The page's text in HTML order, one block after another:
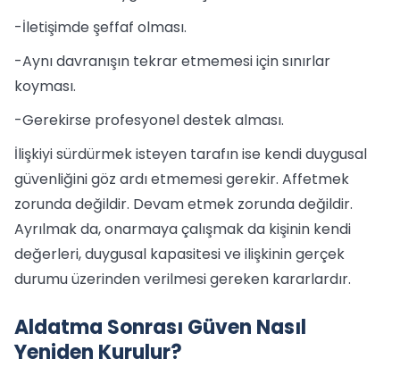
-İletişimde şeffaf olması.
-Aynı davranışın tekrar etmemesi için sınırlar
koyması.
-Gerekirse profesyonel destek alması.
İlişkiyi sürdürmek isteyen tarafın ise kendi duygusal
güvenliğini göz ardı etmemesi gerekir. Affetmek
zorunda değildir. Devam etmek zorunda değildir.
Ayrılmak da, onarmaya çalışmak da kişinin kendi
değerleri, duygusal kapasitesi ve ilişkinin gerçek
durumu üzerinden verilmesi gereken kararlardır.
Aldatma Sonrası Güven Nasıl
Yeniden Kurulur?